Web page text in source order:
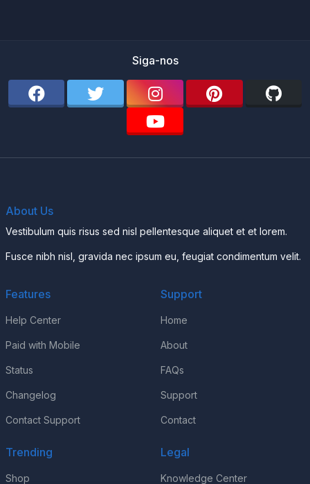
Siga-nos
About Us
Vestibulum quis risus sed nisl pellentesque aliquet et et lorem.
Fusce nibh nisl, gravida nec ipsum eu, feugiat condimentum velit.
Features
Help Center
Paid with Mobile
Status
Changelog
Contact Support
Support
Home
About
FAQs
Support
Contact
Trending
Shop
Legal
Knowledge Center